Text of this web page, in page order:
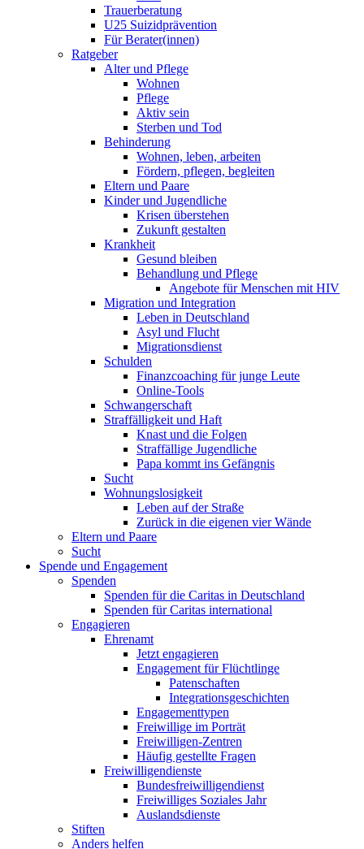
Trauerberatung
U25 Suizidprävention
Für Berater(innen)
Ratgeber
Alter und Pflege
Wohnen
Pflege
Aktiv sein
Sterben und Tod
Behinderung
Wohnen, leben, arbeiten
Fördern, pflegen, begleiten
Eltern und Paare
Kinder und Jugendliche
Krisen überstehen
Zukunft gestalten
Krankheit
Gesund bleiben
Behandlung und Pflege
Angebote für Menschen mit HIV
Migration und Integration
Leben in Deutschland
Asyl und Flucht
Migrationsdienst
Schulden
Finanzcoaching für junge Leute
Online-Tools
Schwangerschaft
Straffälligkeit und Haft
Knast und die Folgen
Straffällige Jugendliche
Papa kommt ins Gefängnis
Sucht
Wohnungslosigkeit
Leben auf der Straße
Zurück in die eigenen vier Wände
Eltern und Paare
Sucht
Spende und Engagement
Spenden
Spenden für die Caritas in Deutschland
Spenden für Caritas international
Engagieren
Ehrenamt
Jetzt engagieren
Engagement für Flüchtlinge
Patenschaften
Integrationsgeschichten
Engagementtypen
Freiwillige im Porträt
Freiwilligen-Zentren
Häufig gestellte Fragen
Freiwilligendienste
Bundesfreiwilligendienst
Freiwilliges Soziales Jahr
Auslandsdienste
Stiften
Anders helfen